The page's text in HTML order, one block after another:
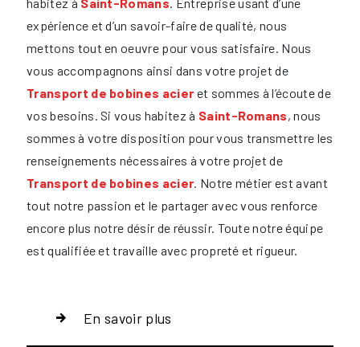
expérience et d’un savoir-faire de qualité, nous
mettons tout en oeuvre pour vous satisfaire. Nous
vous accompagnons ainsi dans votre projet de
Transport de bobines acier et sommes à l’écoute de
vos besoins. Si vous habitez à Saint-Romans, nous
sommes à votre disposition pour vous transmettre les
renseignements nécessaires à votre projet de
Transport de bobines acier. Notre métier est avant
tout notre passion et le partager avec vous renforce
encore plus notre désir de réussir. Toute notre équipe
est qualifiée et travaille avec propreté et rigueur.
En savoir plus